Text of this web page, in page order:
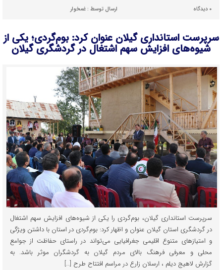
۰ دیدگاه ارسال توسط :غمخوار
سرپرست استانداری گیلان عنوان کرد: بوم‌گردی؛ یکی از
شیوه‌های افزایش سهم اشتغال در گردشگری گیلان
سرپرست استانداری گیلان، بوم‌گردی را یکی از شیوه‌های افزایش سهم اشتغال
در گردشگری استان گیلان عنوان و اظهار کرد: بوم‌گردی در استان با داشتن ویژگی
و امتیازهای متنوع اقلیمی جغرافیایی می‌تواند در راستای حفاظت از جوامع
محلی و معرفی فرهنگ بالای مردم گیلان به گردشگران موثر باشد. به
گزارش لاهیج دیلم ، ارسلان زارع در مراسم افتتاح طرح […]